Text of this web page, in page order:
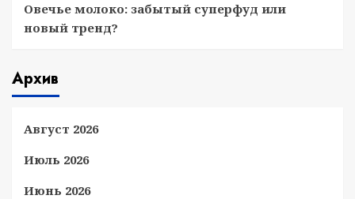
Овечье молоко: забытый суперфуд или
новый тренд?
Архив
Август 2026
Июль 2026
Июнь 2026